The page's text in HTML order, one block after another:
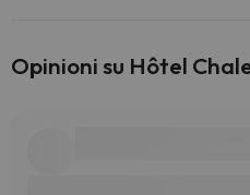
Opinioni su Hôtel